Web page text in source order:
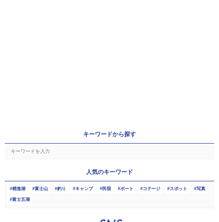
キーワードから探す
人気のキーワード
精進湖 富士山 釣り キャンプ 民宿 ボート コテージ スポット 写真
富士五湖